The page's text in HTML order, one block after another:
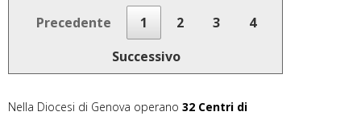
Precedente 1 2 3
4
Successivo
Nella Diocesi di Genova operano 32 Centri di